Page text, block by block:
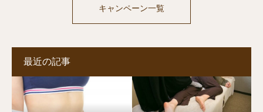
キャンペーン一覧
最近の記事